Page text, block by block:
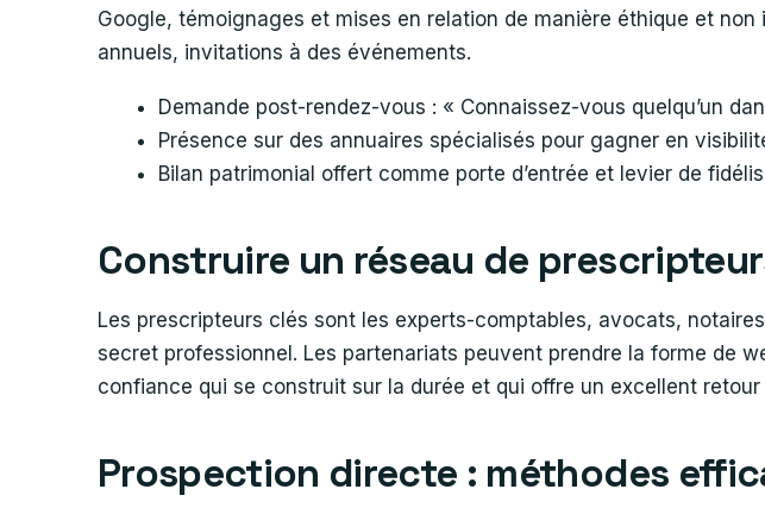
Google, témoignages et mises en relation de manière éthique et
annuels, invitations à des événements.
Demande post-rendez-vous : « Connaissez-vous quelqu’un
Présence sur des annuaires spécialisés pour gagner en
Bilan patrimonial offert comme porte d’entrée et levier de
Construire un réseau de
Les prescripteurs clés sont les experts-comptables, avocats,
secret professionnel. Les partenariats peuvent prendre la forme de
confiance qui se construit sur la durée et qui offre un excellent retour
Prospection directe : méthodes